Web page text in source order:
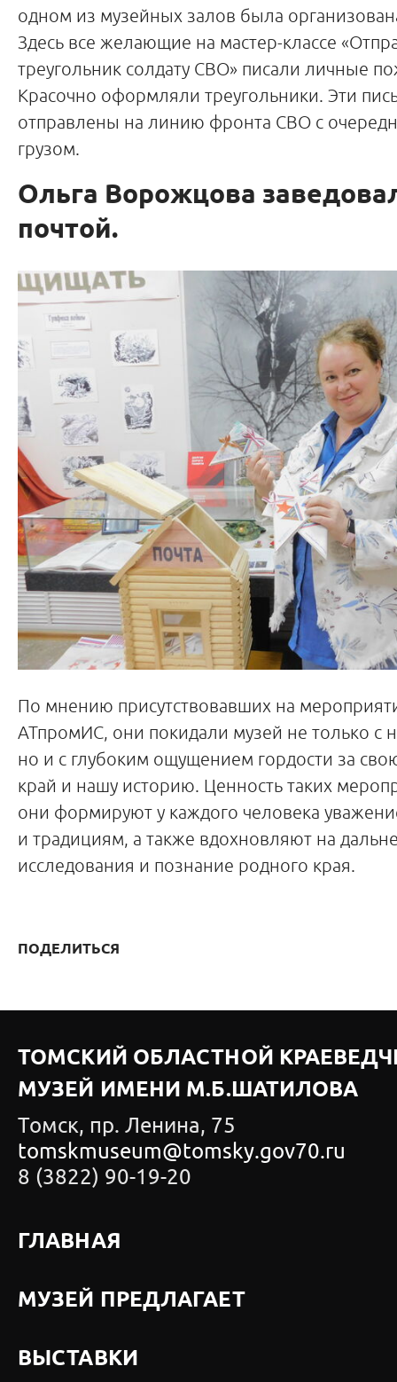
одном из музейных залов была
Здесь все желающие на мастер-классе
треугольник солдату СВО» писали личные
Красочно оформляли треугольники. Эти
отправлены на линию фронта СВО с
грузом.
Ольга Ворожцова
почтой.
По мнению присутствовавших на
АТпромИС, они покидали музей не только с
но и с глубоким ощущением гордости за
край и нашу историю. Ценность таких
они формируют у каждого человека
и традициям, а также вдохновляют на
исследования и познание родного края.
ПОДЕЛИТЬСЯ
ТОМСКИЙ ОБЛАСТНОЙ
МУЗЕЙ ИМЕНИ М.Б.ШАТИЛОВА
Томск, пр. Ленина, 75
tomskmuseum@tomsky.gov70.ru
8 (3822) 90-19-20
ГЛАВНАЯ
МУЗЕЙ ПРЕДЛАГАЕТ
ВЫСТАВКИ